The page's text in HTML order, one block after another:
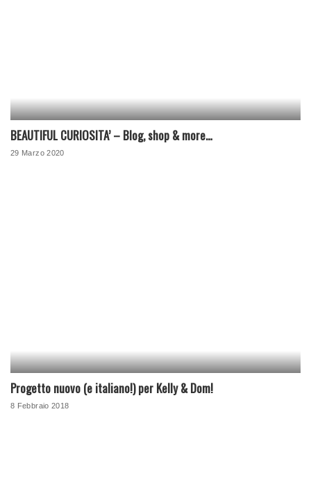
BEAUTIFUL CURIOSITA’ – Blog, shop & more…
29 Marzo 2020
Progetto nuovo (e italiano!) per Kelly & Dom!
8 Febbraio 2018